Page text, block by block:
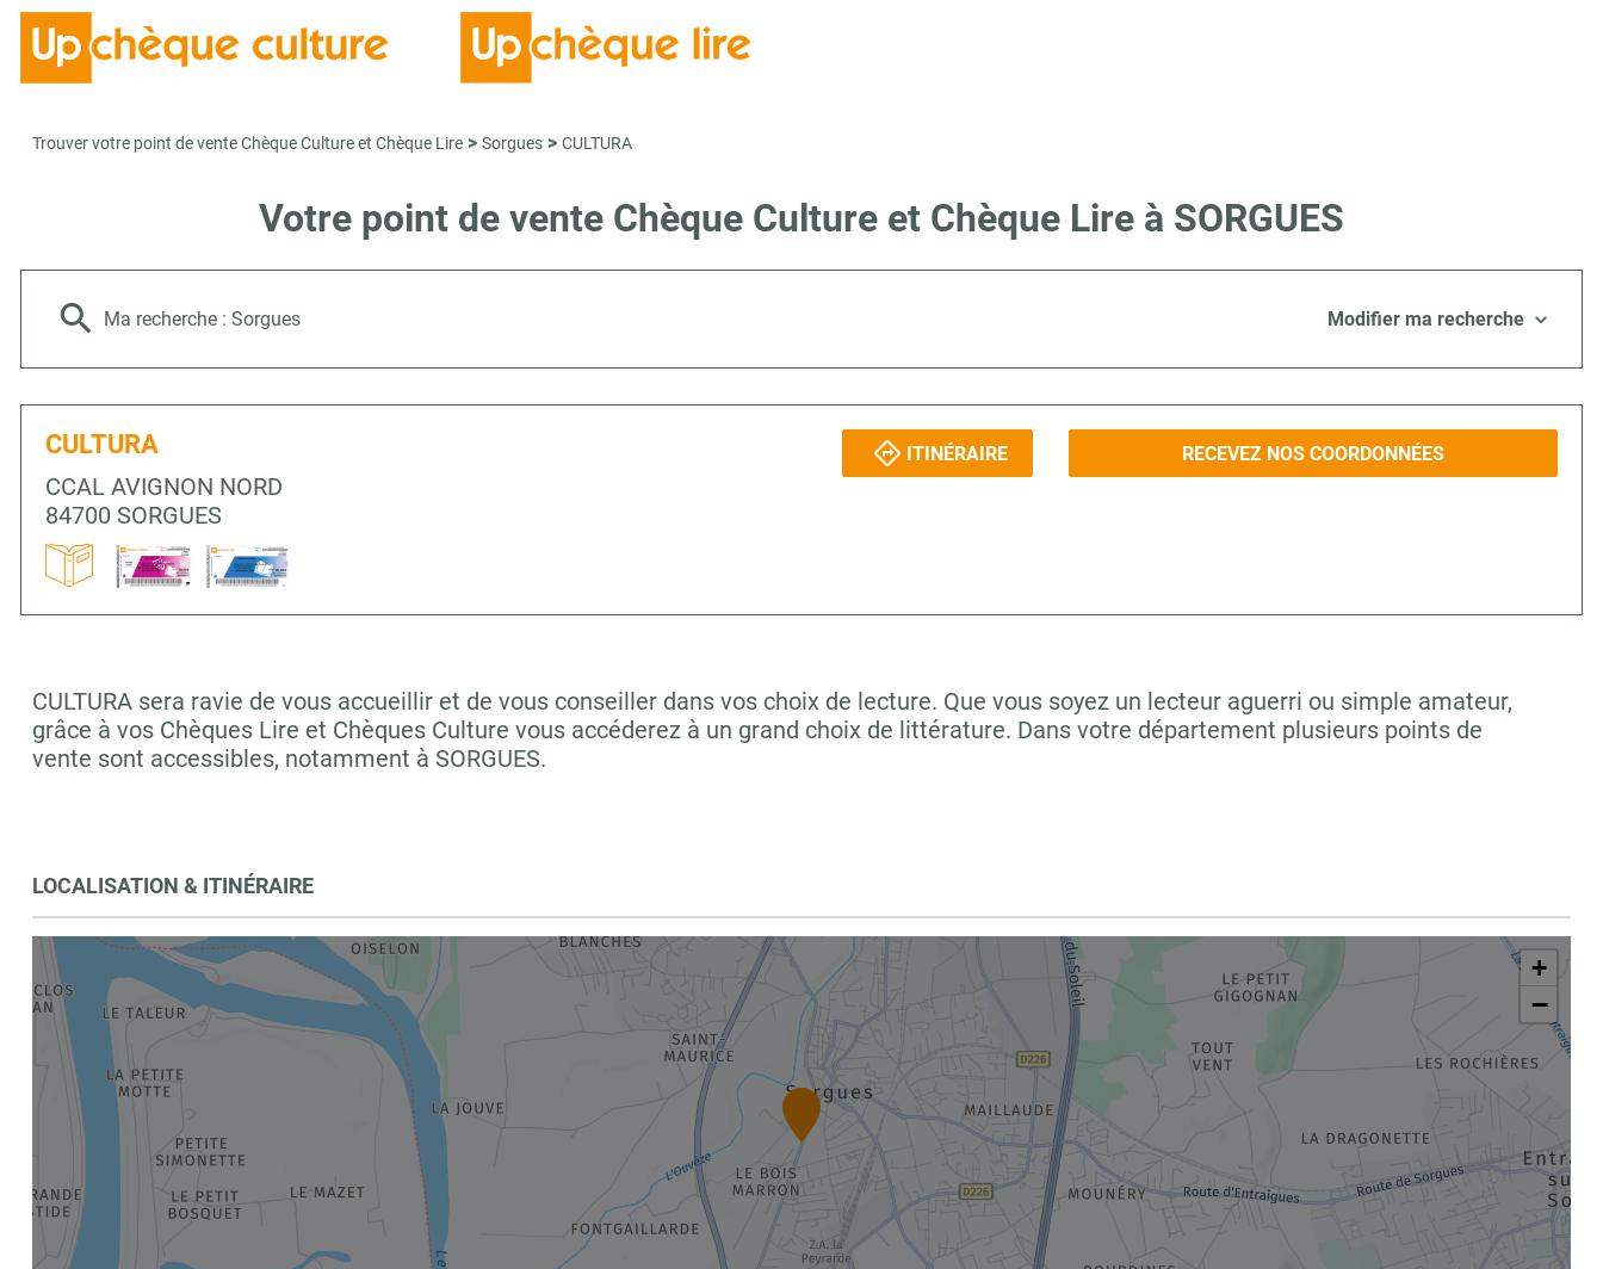
Trouver votre point de vente Chèque Culture et Chèque Lire > Sorgues > CULTURA
Votre point de vente Chèque Culture et Chèque Lire à SORGUES
Ma recherche : Sorgues Modifier ma recherche
CULTURA
CCAL AVIGNON NORD
84700 SORGUES
ITINÉRAIRE RECEVEZ NOS COORDONNÉES
CULTURA sera ravie de vous accueillir et de vous conseiller dans vos choix de lecture. Que vous soyez un lecteur aguerri ou simple amateur,
grâce à vos Chèques Lire et Chèques Culture vous accéderez à un grand choix de littérature. Dans votre département plusieurs points de
vente sont accessibles, notamment à SORGUES.
LOCALISATION & ITINÉRAIRE
+
−